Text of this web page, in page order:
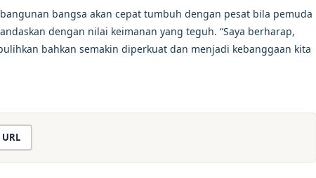
bangsa akan cepat tumbuh dengan pesat bila pemuda
dengan nilai keimanan yang teguh. “Saya berharap,
bahkan semakin diperkuat dan menjadi kebanggaan kita